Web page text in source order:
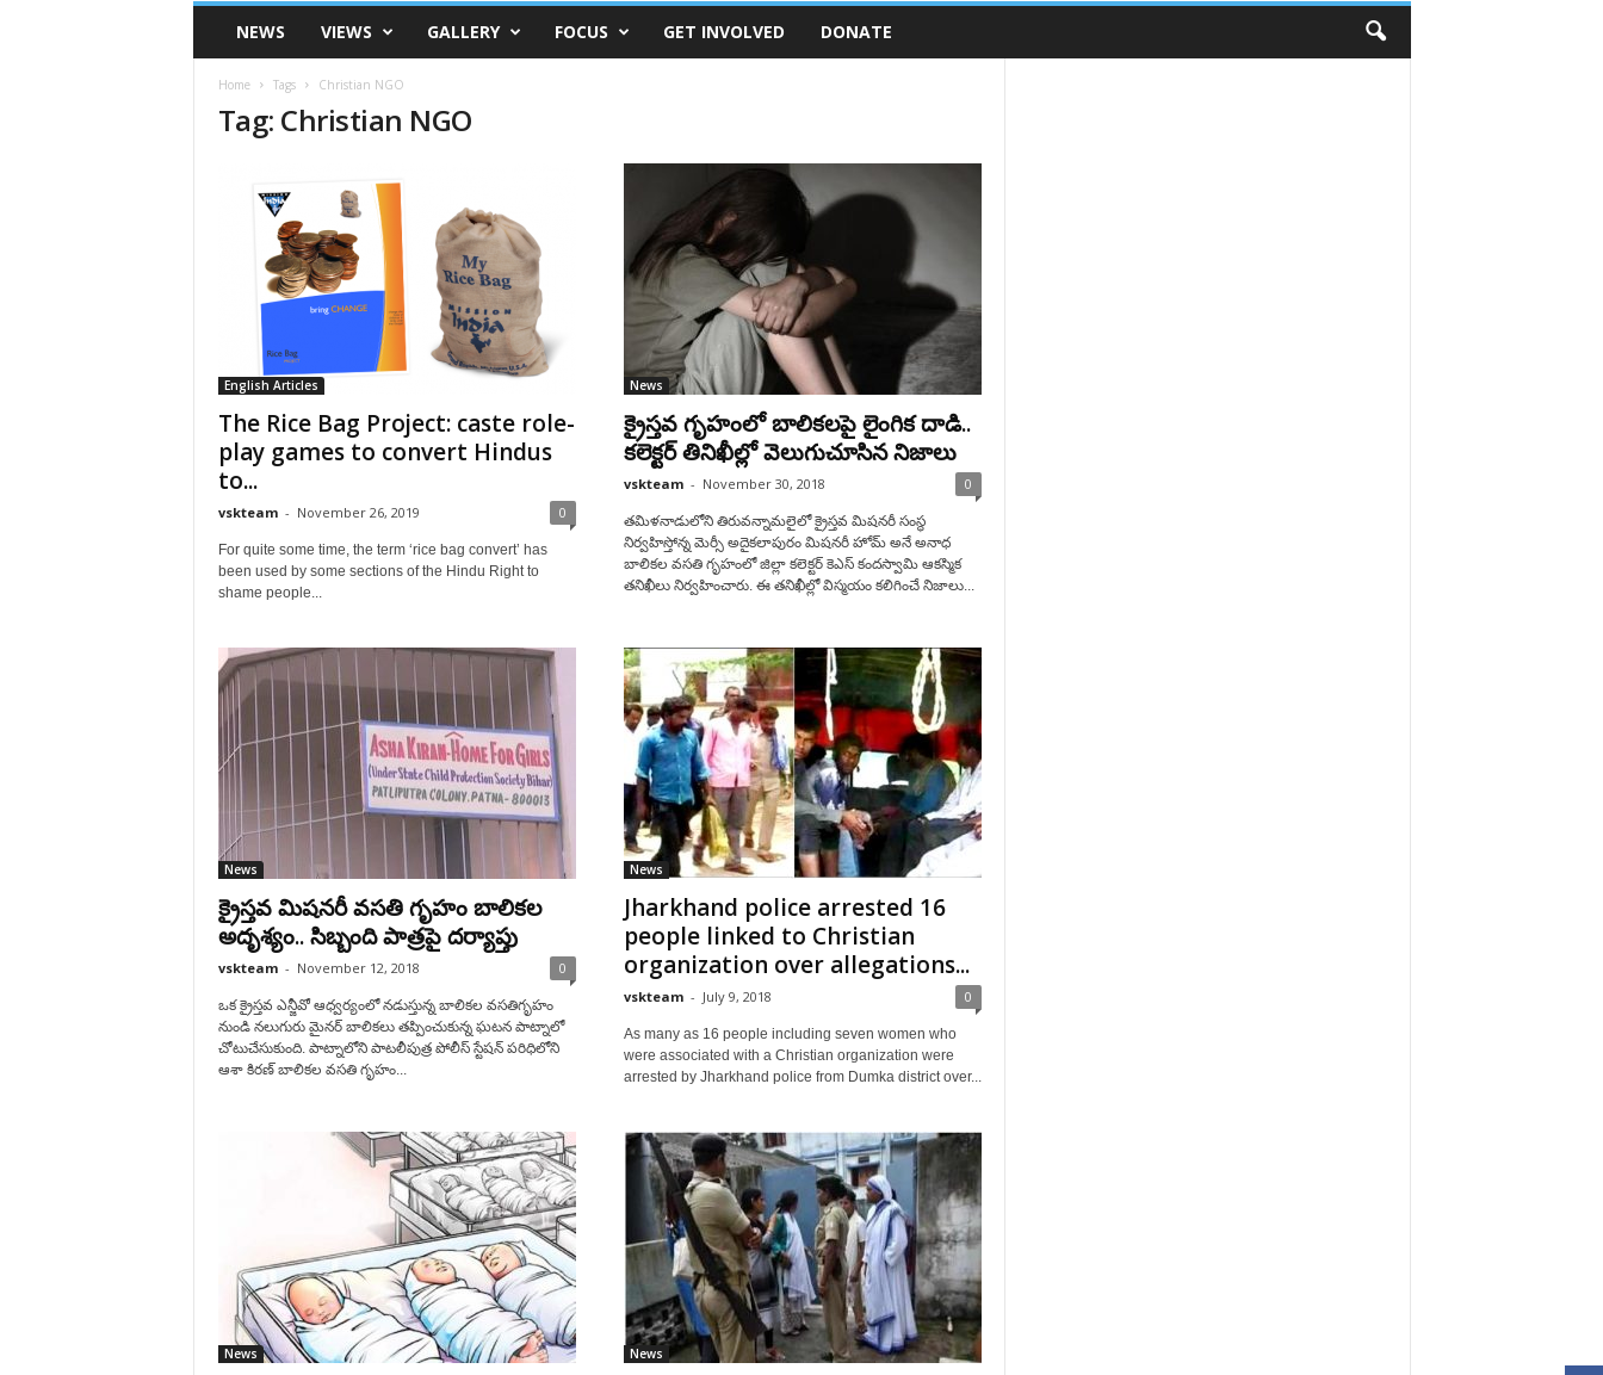
VSK
TelanganaNEWS VIEWS GALLERY FOCUS GET INVOLVED DONATE
Home Tags Christian NGO
Tag: Christian NGO
English Articles
The Rice Bag Project: caste role-
play games to convert Hindus
to...
vskteam - November 26, 2019 0
For quite some time, the term ‘rice bag convert’ has
been used by some sections of the Hindu Right to
shame people...
News
క్రైస్తవ గృహంలో బాలికలపై లైంగిక దాడి..
కలెక్టర్ తినిఖీల్లో వెలుగుచూసిన నిజాలు
vskteam - November 30, 2018 0
తమిళనాడులోని తిరువన్నామలైలో క్రైస్తవ మిషనరీ సంస్థ
నిర్వహిస్తోన్న మెర్సీ అదైకలాపురం మిషనరీ హోమ్ అనే అనాధ
బాలికల వసతి గృహంలో జిల్లా కలెక్టర్ కెఎస్ కందస్వామి ఆకస్మిక
తనిఖీలు నిర్వహించారు. ఈ తనిఖీల్లో విస్మయం కలిగించే నిజాలు...
News
క్రైస్తవ మిషనరీ వసతి గృహం బాలికల
అదృశ్యం.. సిబ్బంది పాత్రపై దర్యాప్తు
vskteam - November 12, 2018 0
ఒక క్రైస్తవ ఎన్జీవో ఆధ్వర్యంలో నడుస్తున్న బాలికల వసతిగృహం
నుండి నలుగురు మైనర్ బాలికలు తప్పించుకున్న ఘటన పాట్నాలో
చోటుచేసుకుంది. పాట్నాలోని పాటలీపుత్ర పోలీస్ స్టేషన్ పరిధిలోని
ఆశా కిరణ్ బాలికల వసతి గృహం...
News
Jharkhand police arrested 16
people linked to Christian
organization over allegations...
vskteam - July 9, 2018 0
As many as 16 people including seven women who
were associated with a Christian organization were
arrested by Jharkhand police from Dumka district over...
News News